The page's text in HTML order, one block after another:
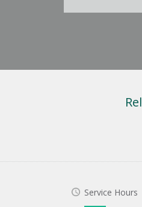
Service Hours